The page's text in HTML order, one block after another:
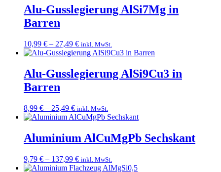
27,49 €
Alu-Gusslegierung AlSi7Mg in
Barren
10,99 € – 27,49 €Preisspanne:
10,99 €
27,49 €
inkl. MwSt.
Alu-Gusslegierung AlSi9Cu3 in
Barren
8,99 € – 25,49 €Preisspanne:
8,99 €
25,49 €
inkl. MwSt.
Aluminium AlCuMgPb Sechskant
9,79 € – 137,99 €Preisspanne:
9,79 €
inkl. MwSt.